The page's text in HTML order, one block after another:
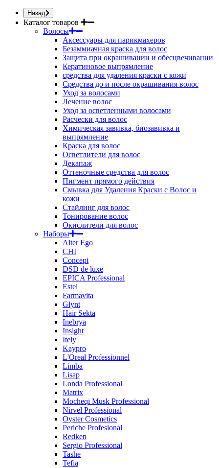
Назад
Каталог товаров
Волосы
Аксессуары для парикмахеров
Безаммиачная краска для волос
Защита при окрашивании и обесцвечивании
Кератиновое выпрямление
средства для удаления краски с кожи
Средства до и после окрашивания волос
Уход за волосами
Лечение волос
Уход за осветленными волосами
Расчески для волос
Химическая завивка, биозавивка и
выпрямление
Краска для волос
Осветлители для волос
Декапаж
Оттеночные средства для волос
Пигмент прямого действия
Смывка для Удаления Краски с Волос и
кожи
Стайлинг для волос
Тонирование волос
Окислители для волос
Наборы
Alter Ego
CHI
Concept
DSD de luxe
EPICA Professional
Estel
Farmavita
Glynt
Hair Sekta
Inebrya
Insight
Itely
Kaypro
L'Oreal Professionnel
Limba
Lisap
Londa Professional
Matrix
Mocheqi Musk Professional
Nirvel Professional
Oyster Cosmetics
Periche Profesional
Redken
Sergio Professional
Tashe
Tefia